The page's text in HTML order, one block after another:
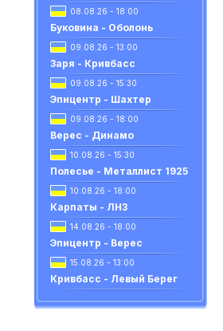
08.08.26 - 18:00
Буковина - Оболонь
09.08.26 - 13:00
Заря - Кривбасс
09.08.26 - 15:30
Эпицентр - Шахтер
09.08.26 - 18:00
Верес - Динамо
10.08.26 - 15:30
Полесье - Металлист 1925
10.08.26 - 18:00
Карпаты - ЛНЗ
14.08.26 - 18:00
Эпицентр - Верес
15.08.26 - 13:00
Кривбасс - Левый Берег